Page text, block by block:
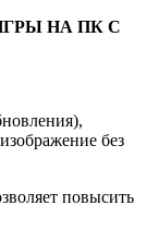
НА ПК С
без
повысить